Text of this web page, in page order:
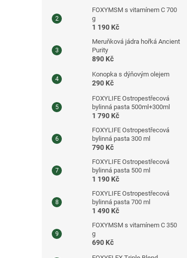
FOXYMSM s vitamínem C 700
g
1 190 Kč
Meruňková jádra hořká Ancient
Purity
890 Kč
Konopka s dýňovým olejem
290 Kč
FOXYLIFE Ostropestřecová
bylinná pasta 500ml+300ml
1 790 Kč
FOXYLIFE Ostropestřecová
bylinná pasta 300 ml
790 Kč
FOXYLIFE Ostropestřecová
bylinná pasta 500 ml
1 190 Kč
FOXYLIFE Ostropestřecová
bylinná pasta 700 ml
1 490 Kč
FOXYMSM s vitamínem C 350
g
690 Kč